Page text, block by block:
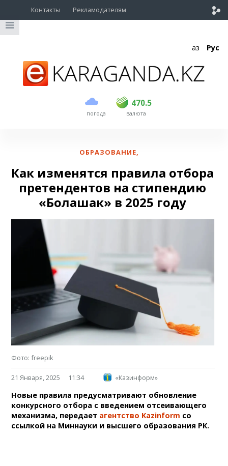
Контакты Рекламодателям
Қаз Рус
погода
470.5
USD 468.5 470.5
EUR валюта
ОБРАЗОВАНИЕ,
Как изменятся правила отбора
претендентов на стипендию
«Болашак» в 2025 году
Фото: freepik
21 Января, 2025 11:34 «Казинформ»
Новые правила предусматривают обновление
конкурсного отбора с введением отсеивающего
механизма, передает агентство Kazinform со
ссылкой на Миннауки и высшего образования РК.